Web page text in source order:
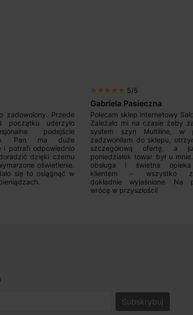
zadowolony. Przede
początku uderzyło
podejście
Pan ma duże
i potrafi odpowiednio
dzięki czemu
oświetlenie.
się to osiągnąć w
star star star star star 5/5
Gabriela Pasieczna
Polecam sklep internetowy
Zależało mi na czasie żeby
system szyn Multiline, w
zadzwoniłam do sklepu,
szczegółową ofertę, a
poniedziałek towar był u
obsługa i świetna
klientem – wszystko
dokładnie wyjaśnione. Na
wrócę w przyszłości!